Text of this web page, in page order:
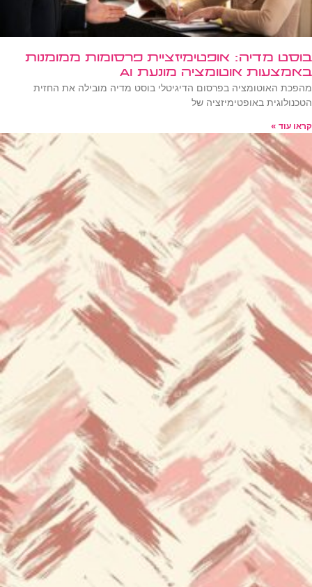
בוסט מדיה: אופטימיזציית פרסומות ממומנות
באמצעות אוטומציה מונעת AI
מהפכת האוטומציה בפרסום הדיגיטלי בוסט מדיה מובילה את החזית
הטכנולוגית באופטימיזציה של
קראו עוד »